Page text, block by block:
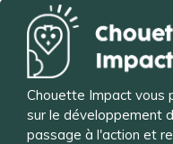
Chouette Impact vous
sur le développement
passage à l'action et